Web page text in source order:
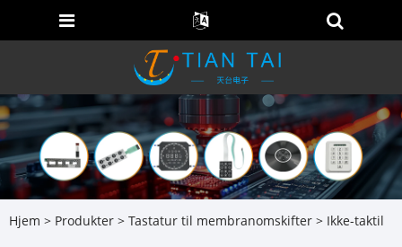
Hjem > Produkter > Tastatur til membranomskifter > Ikke-taktil